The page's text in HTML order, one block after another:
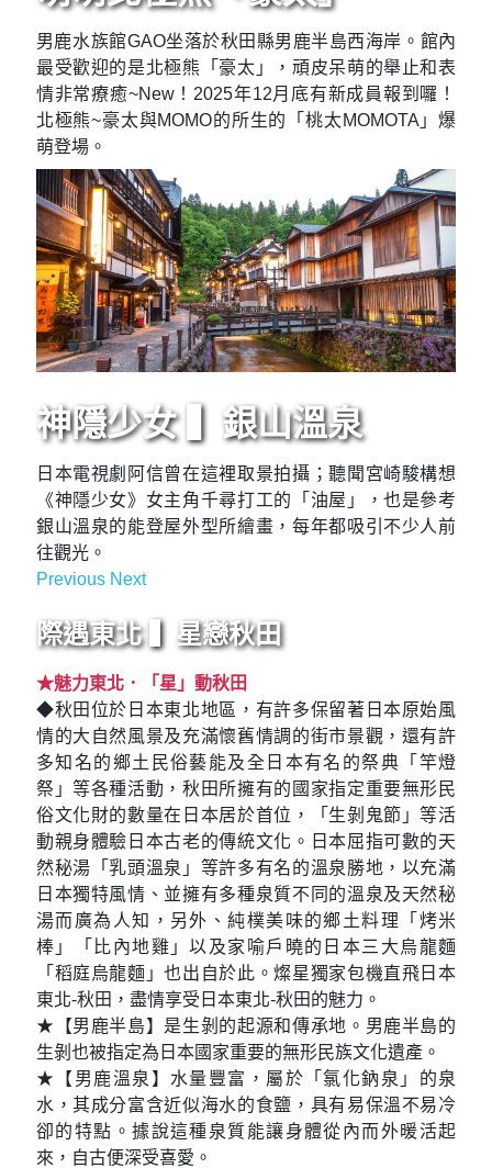
男鹿水族館GAO坐落於秋田縣男鹿半島西海岸。館內
最受歡迎的是北極熊「豪太」，頑皮呆萌的舉止和表
情非常療癒~New！2025年12月底有新成員報到囉！
北極熊~豪太與MOMO的所生的「桃太MOMOTA」爆
萌登場。
神隱少女 ▍銀山溫泉
日本電視劇阿信曾在這裡取景拍攝；聽聞宮崎駿構想
《神隱少女》女主角千尋打工的「油屋」，也是參考
銀山溫泉的能登屋外型所繪畫，每年都吸引不少人前
往觀光。
Previous Previous
NextNext
際遇東北 ▍星戀秋田
★魅力東北．「星」動秋田
◆秋田位於日本東北地區，有許多保留著日本原始風
情的大自然風景及充滿懷舊情調的街市景觀，還有許
多知名的鄉土民俗藝能及全日本有名的祭典「竿燈
祭」等各種活動，秋田所擁有的國家指定重要無形民
俗文化財的數量在日本居於首位，「生剝鬼節」等活
動親身體驗日本古老的傳統文化。日本屈指可數的天
然秘湯「乳頭溫泉」等許多有名的溫泉勝地，以充滿
日本獨特風情、並擁有多種泉質不同的溫泉及天然秘
湯而廣為人知，另外、純樸美味的鄉土料理「烤米
棒」「比內地雞」以及家喻戶曉的日本三大烏龍麵
「稻庭烏龍麵」也出自於此。燦星獨家包機直飛日本
東北-秋田，盡情享受日本東北-秋田的魅力。
★【男鹿半島】是生剝的起源和傳承地。男鹿半島的
生剝也被指定為日本國家重要的無形民族文化遺產。
★【男鹿溫泉】水量豐富，屬於「氯化鈉泉」的泉
水，其成分富含近似海水的食鹽，具有易保溫不易冷
卻的特點。據說這種泉質能讓身體從內而外暖活起
來，自古便深受喜愛。